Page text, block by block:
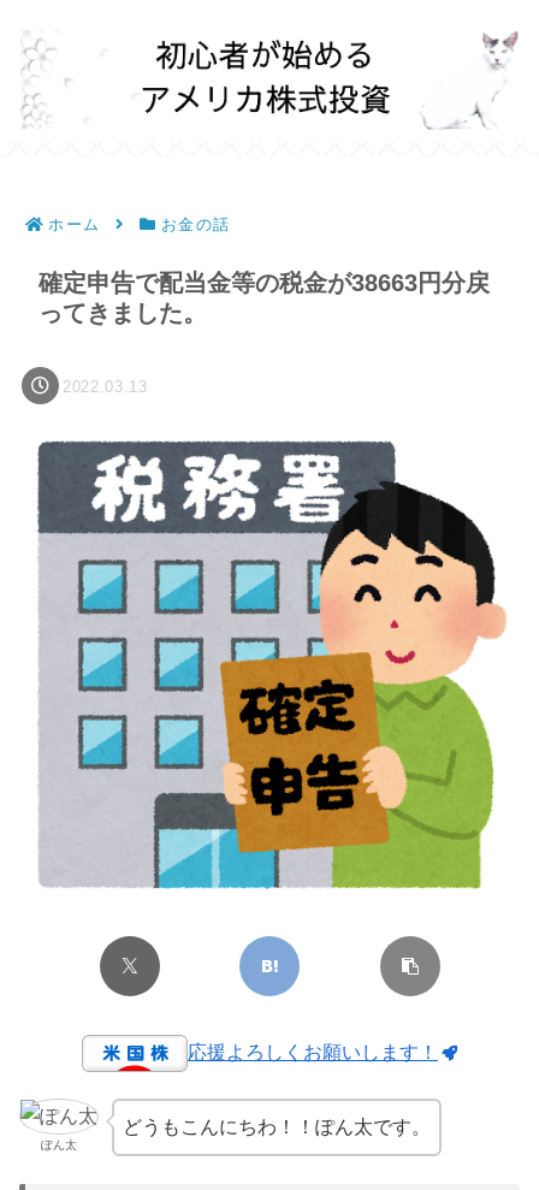
ホーム お金の話
確定申告で配当金等の税金が38663円分戻
ってきました。
2022.03.13
応援よろしくお願いします！
ぽん太
どうもこんにちわ！！ぽん太です。